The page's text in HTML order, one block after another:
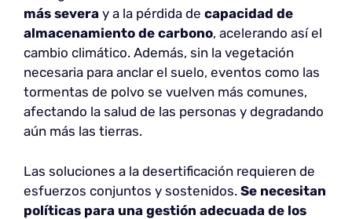
más severa y a la pérdida de capacidad de
almacenamiento de carbono, acelerando así el
cambio climático. Además, sin la vegetación
necesaria para anclar el suelo, eventos como las
tormentas de polvo se vuelven más comunes,
afectando la salud de las personas y degradando
aún más las tierras.
Las soluciones a la desertificación requieren de
esfuerzos conjuntos y sostenidos. Se necesitan
políticas para una gestión adecuada de los